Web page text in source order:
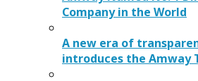
Company in the World
A new era of
introduces the Amway